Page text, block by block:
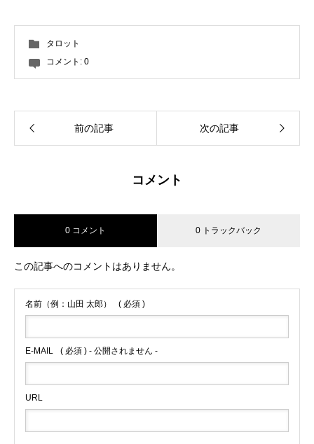
タロット
コメント: 0
前の記事 次の記事
コメント
0 コメント 0 トラックバック
この記事へのコメントはありません。
名前（例：山田 太郎） ( 必須 )
E-MAIL ( 必須 ) - 公開されません -
URL